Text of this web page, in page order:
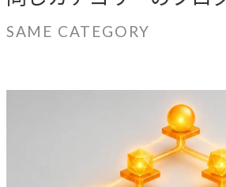
SAME CATEGORY